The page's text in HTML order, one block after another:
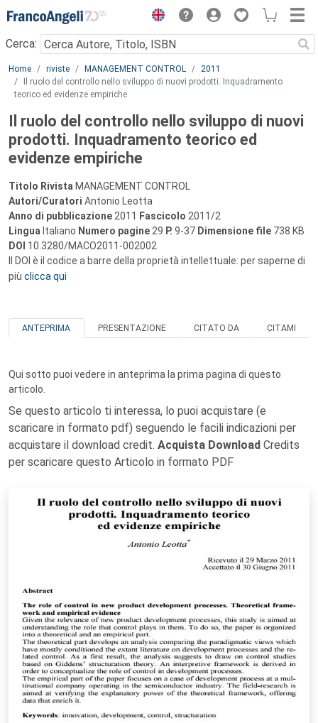
Menu
Cerca:
Main content
Home riviste MANAGEMENT CONTROL
2011
Il ruolo del controllo nello sviluppo di nuovi prodotti. Inquadramento
teorico ed evidenze empiriche
Il ruolo del controllo nello sviluppo di nuovi
prodotti. Inquadramento teorico ed
evidenze empiriche
Titolo Rivista MANAGEMENT CONTROL
Autori/Curatori Antonio Leotta
Anno di pubblicazione 2011 Fascicolo 2011/2
Lingua Italiano Numero pagine 29 P. 9-37 Dimensione file 738 KB
DOI 10.3280/MACO2011-002002
Il DOI è il codice a barre della proprietà intellettuale: per saperne di
più clicca qui
ANTEPRIMA PRESENTAZIONE CITATO DA CITAMI
Qui sotto puoi vedere in anteprima la prima pagina di questo
articolo.
Se questo articolo ti interessa, lo puoi acquistare (e
scaricare in formato pdf) seguendo le facili indicazioni per
acquistare il download credit. Acquista Download Credits
per scaricare questo Articolo in formato PDF